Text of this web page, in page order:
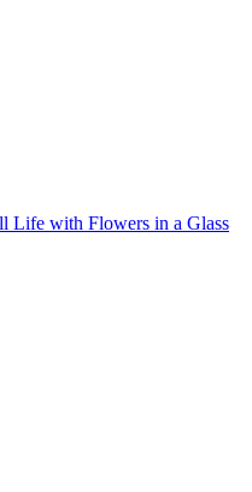
Life with Flowers in a Glass